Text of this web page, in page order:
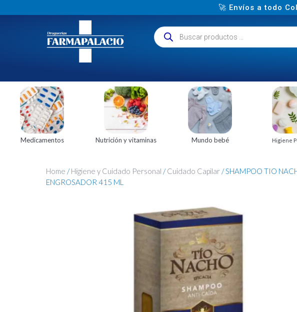
🚀 Envíos a todo
Medicamentos Nutrición y vitaminas Mundo bebé Higiene
Home /Higiene y Cuidado Personal /Cuidado Capilar / SHAMPOO TIO
ENGROSADOR 415 ML